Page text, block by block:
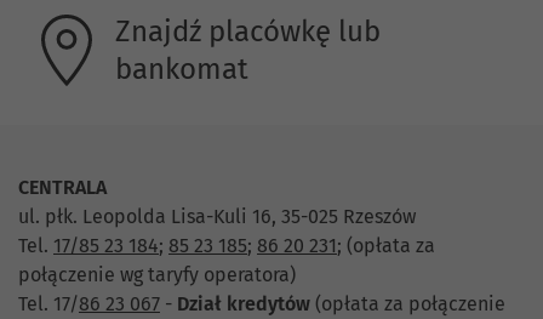
Znajdź placówkę lub
bankomat
CENTRALA
ul. płk. Leopolda Lisa-Kuli 16, 35-025 Rzeszów
Tel. 17/85 23 184; 85 23 185; 86 20 231; (opłata za
połączenie wg taryfy operatora)
Tel. 17/86 23 067 - Dział kredytów (opłata za połączenie